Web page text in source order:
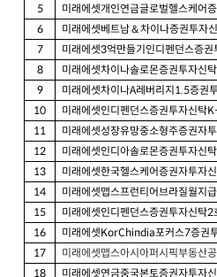
5
미래에셋개인연금글로벌헬스케어
6
미래에셋베트남＆차이나증권투자
7
미래에셋3억만들기인디펜던스증권
8
미래에셋차이나솔로몬증권투자신탁
9
미래에셋차이나A레버리지 1.5증권
10
미래에셋인디펜던스증권투자신탁
11
미래에셋성장유망중소형주증권자
12
미래에셋인디아솔로몬증권투자신탁
13
미래에셋한국헬스케어증권자투자
14
미래에셋맵스프런티어브라질월지
15
미래에셋인디펜던스증권투자신탁2
16
미래에셋KorChindia포커스7증권
17
미래에셋맵스아시아퍼시픽부동산
18
미래에셋연금중국본토증권자투자